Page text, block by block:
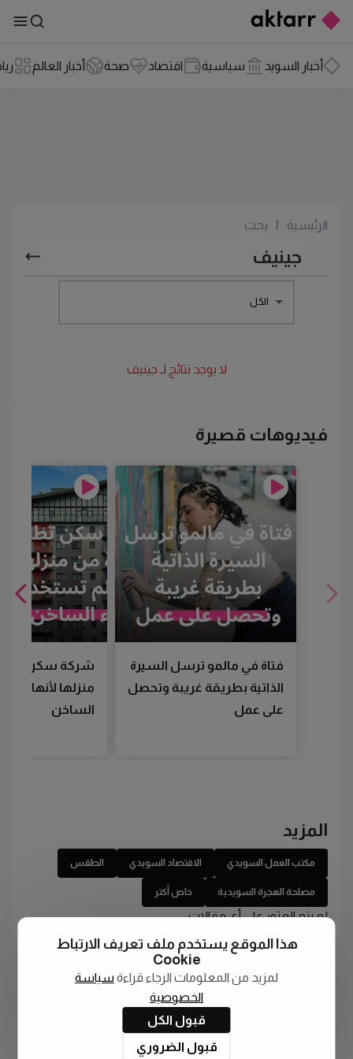
أخبار السويد سياسية اقتصاد صحة أخبار العالم
الرئيسية بحث
الكل
لا يوجد نتائج لـ جينيف
فيديوهات قصيرة
فتاة في مالمو ترسل السيرة
الذاتية بطريقة غريبة وتحصل
على عمل
شركة سكن
منزلها لأنها لم
الساخن
المزيد
مكتب العمل السويدي الاقتصاد السويدي الطقس
مصلحة الهجرة السويدية خاص أكتر
لم يتم العثور على أي مقالات
هذا الموقع يستخدم ملف تعريف الارتباط
Cookie
لمزيد من المعلومات الرجاء قراءة سياسة
الخصوصية
قبول الكل
قبول الضروري